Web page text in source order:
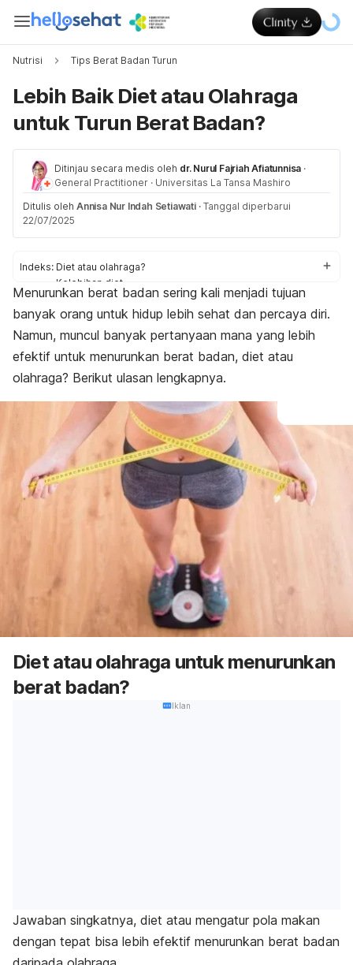
Nutrisi Tips Berat Badan Turun
Lebih Baik Diet atau Olahraga
untuk Turun Berat Badan?
Ditinjau secara medis oleh dr. Nurul Fajriah Afiatunnisa ·
General Practitioner · Universitas La Tansa Mashiro
Ditulis oleh Annisa Nur Indah Setiawati · Tanggal diperbarui
22/07/2025
Indeks: Diet atau olahraga?
Kelebihan diet
Pentingnya olahraga
Menurunkan berat badan sering kali menjadi tujuan
banyak orang untuk hidup lebih sehat dan percaya diri.
Namun, muncul banyak pertanyaan mana yang lebih
efektif untuk menurunkan berat badan, diet atau
olahraga? Berikut ulasan lengkapnya.
Diet atau olahraga untuk menurunkan
berat badan?
Iklan
Jawaban singkatnya, diet atau mengatur pola makan
dengan tepat bisa lebih efektif menurunkan berat badan